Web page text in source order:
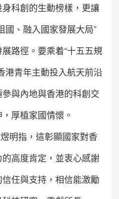
科創的生動榜樣，更讓
國、融入國家發展大局”
路徑。要乘着“十五五規
港青年主動投入航天前沿
與內地與香港的科創交
厚植家國情懷。
明指，這彰顯國家對香
高度肯定，並衷心感謝
任與支持，相信能激勵